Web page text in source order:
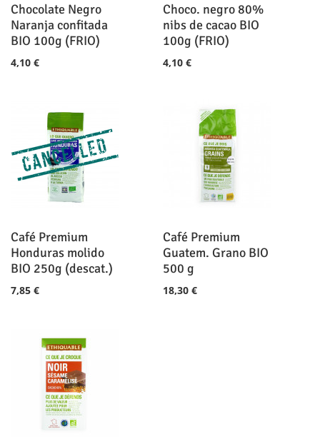
Chocolate Negro
Naranja confitada
BIO 100g (FRIO)
4,10 €
Choco. negro 80%
nibs de cacao BIO
100g (FRIO)
4,10 €
Café Premium
Honduras molido
BIO 250g (descat.)
7,85 €
Café Premium
Guatem. Grano BIO
500 g
18,30 €